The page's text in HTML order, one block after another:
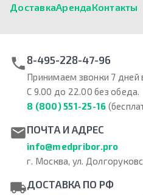
ДоставкаАрендаКонтакты
8-495-228-47-96
Принимаем звонки 7 дней
С 9.00 до 22.00 без обеда.
8 (800) 551-25-16
ПОЧТА И АДРЕС
info@medpribor.pro
г. Москва, ул.
ДОСТАВКА ПО РФ